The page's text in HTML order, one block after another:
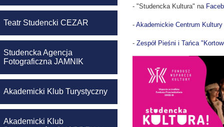
Teatr Studencki CEZAR
Studencka Agencja
Fotograficzna JAMNIK
Akademicki Klub Turystyczny
Akademicki Klub
- "Studencka Kultura" na
-Akademickie Centrum Kultury
-Zespół Pieśni i Tańca